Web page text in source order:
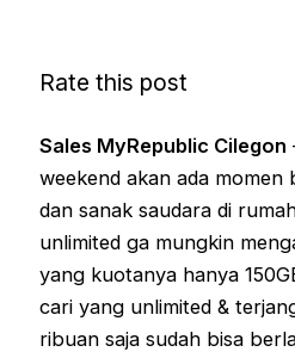
Rate this post
Sales MyRepublic Cilegon
weekend akan ada
dan sanak saudara di
unlimited ga mungkin
yang kuotanya hanya
cari yang unlimited &
ribuan saja sudah bisa